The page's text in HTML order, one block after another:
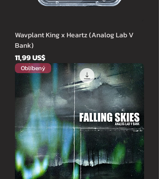
Wavplant King x Heartz (Analog Lab V
Bank)
Cena
11,99 US$
Oblíbený